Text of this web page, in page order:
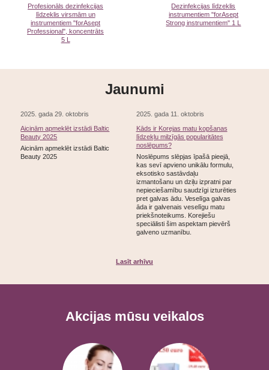
Profesionāls dezinfekcijas
līdzeklis virsmām un
instrumentiem "forAsept
Professional", koncentrāts
5 L
Dezinfekcijas līdzeklis
instrumentiem "forAsept
Strong instrumentiem" 1 L
Jaunumi
2025. gada 29. oktobris
Aicinām apmeklēt izstādi Baltic
Beauty 2025
Aicinām apmeklēt izstādi Baltic
Beauty 2025
2025. gada 11. oktobris
Kāds ir Korejas matu kopšanas
līdzekļu milzīgās popularitātes
noslēpums?
Noslēpums slēpjas īpašā pieejā,
kas sevī apvieno unikālu formulu,
eksotisko sastāvdaļu
izmantošanu un dziļu izpratni par
nepieciešamību saudzīgi izturēties
pret galvas ādu. Veselīga galvas
āda ir galvenais veselīgu matu
priekšnoteikums. Korejiešu
speciālisti šim aspektam pievērš
galveno uzmanību.
Lasīt arhīvu
Akcijas mūsu veikalos